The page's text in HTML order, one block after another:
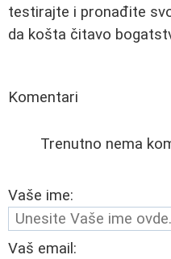
testirajte i pronađite
da košta čitavo
Komentari
Trenutno nema
Vaše ime:
Vaš email: